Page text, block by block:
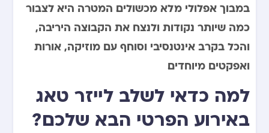
במבוך אפלולי מלא מכשולים. המטרה היא לצבור
כמה שיותר נקודות ולנצח את הקבוצה היריבה,
והכל בקרב אינטנסיבי וסוחף עם מוזיקה, אורות
ואפקטים מיוחדים.
למה כדאי לשלב לייזר טאג
באירוע הפרטי הבא שלכם?